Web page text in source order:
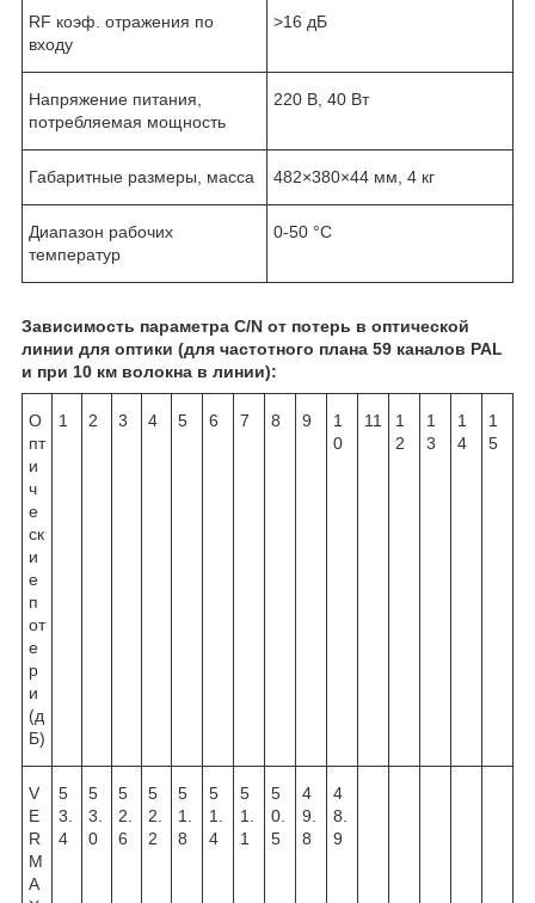
RF коэф. отражения по
входу
>16 дБ
Напряжение питания,
потребляемая мощность
220 В, 40 Вт
Габаритные размеры, масса 482×380×44 мм, 4 кг
Диапазон рабочих
температур
0-50 °С
Зависимость параметра C/N от потерь в оптической
линии для оптики (для частотного плана 59 каналов PAL
и при 10 км волокна в линии):
О
пт
и
ч
е
ск
и
е
п
от
е
р
и
(д
Б)
1 2 3 4 5 6 7 8 9
1
0
11
1
2
1
3
1
4
1
5
V
E
R
M
A
5
3.
4
5
3.
0
5
2.
6
5
2.
2
5
1.
8
5
1.
4
5
1.
1
5
0.
5
4
9.
8
4
8.
9